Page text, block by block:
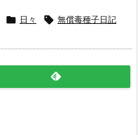
 日々  無償毒種子日記